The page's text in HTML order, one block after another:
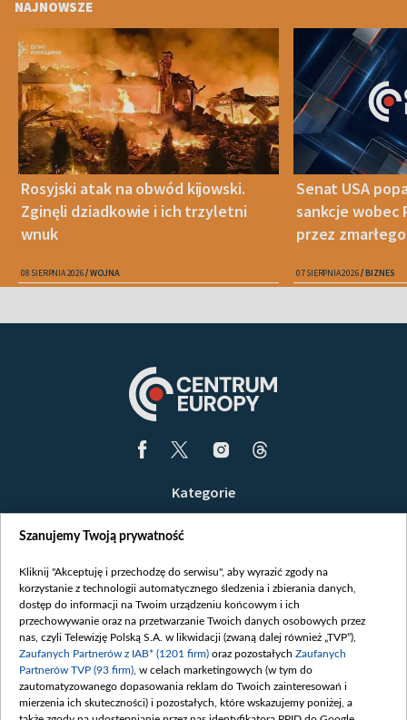
NAJNOWSZE
Rosyjski atak na obwód kijowski.
Zginęli dziadkowie i ich trzyletni
wnuk
08 SIERPNIA 2026 WOJNA
Senat USA
sankcje wobec
przez
07 SIERPNIA 2026 BIZNES
Kategorie
Opinie
Białoruś / Polska
Czytelnia
Centrum Europy
O nas
Kontakt
Szanujemy Twoją prywatność
Kliknij "Akceptuję i przechodzę do serwisu", aby wyrazić zgody na
korzystanie z technologii automatycznego śledzenia i zbierania danych,
dostęp do informacji na Twoim urządzeniu końcowym i ich
przechowywanie oraz na przetwarzanie Twoich danych osobowych przez
nas, czyli Telewizję Polską S.A. w likwidacji (zwaną dalej również „TVP”),
Zaufanych Partnerów z IAB* (1201 firm) oraz pozostałych Zaufanych
Partnerów TVP (93 firm) , w celach marketingowych (w tym do
zautomatyzowanego dopasowania reklam do Twoich zainteresowań i
mierzenia ich skuteczności) i pozostałych, które wskazujemy poniżej, a